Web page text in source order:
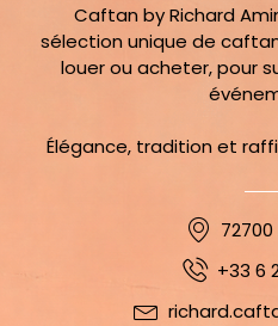
Caftan by Richard
sélection unique de
louer ou acheter, pour
Élégance, tradition et
+33 6